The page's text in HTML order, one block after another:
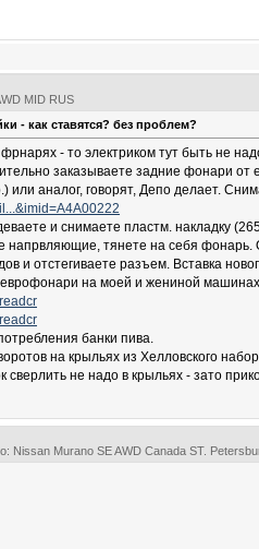
MID RUS
- как ставятся? без проблем?
- то электриком тут быть не
заказываете задние фонари
или аналог, говорят, Депо делает.
и снимаете пластм. накладку
напрвляющие, тянете на себя фонарь.
и отстегиваете разъем. Вставка
на моей и жениной
банки пива.
на крыльях из Хелловского
не надо в крыльях - зато
Nissan Murano SE AWD Canada ST.